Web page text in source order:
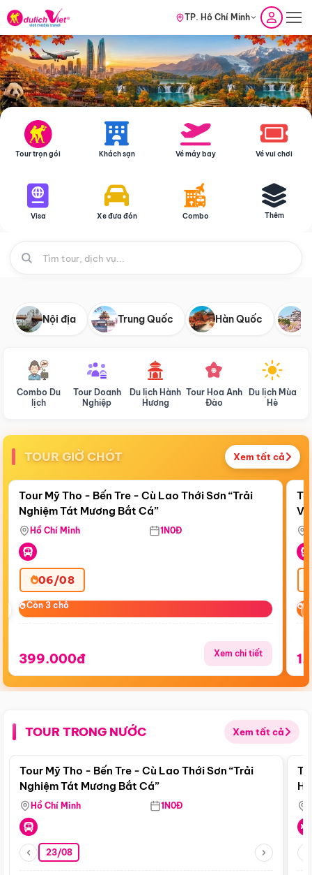
TP. Hồ Chí Minh
Tour trọn gói Khách sạn Vé máy bay Vé vui chơi
Visa Xe đưa đón Combo Thêm
Nội địa Trung Quốc Hàn Quốc
Combo Du
lịch
Tour Doanh
Nghiệp
Du lịch Hành
Hương
Tour Hoa Anh
Đào
Du lịch Mùa
Hè
TOUR GIỜ CHÓT Xem tất cả
Còn23:28:30
Điểm nổi bật
Tour Mỹ Tho - Bến Tre - Cù Lao Thới Sơn “Trải
Nghiệm Tát Mương Bắt Cá”
Hồ Chí Minh 1N0Đ
06/08
Còn 3 chỗ
Còn 3 chỗ
399.000đ Xem chi tiết
TOUR TRONG NƯỚC Xem tất cả
Điểm nổi bật
Tour Mỹ Tho - Bến Tre - Cù Lao Thới Sơn “Trải
Nghiệm Tát Mương Bắt Cá”
Hồ Chí Minh 1N0Đ
23/08